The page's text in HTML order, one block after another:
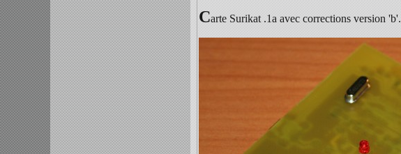
Carte Surikat .1a avec corrections version 'b'.